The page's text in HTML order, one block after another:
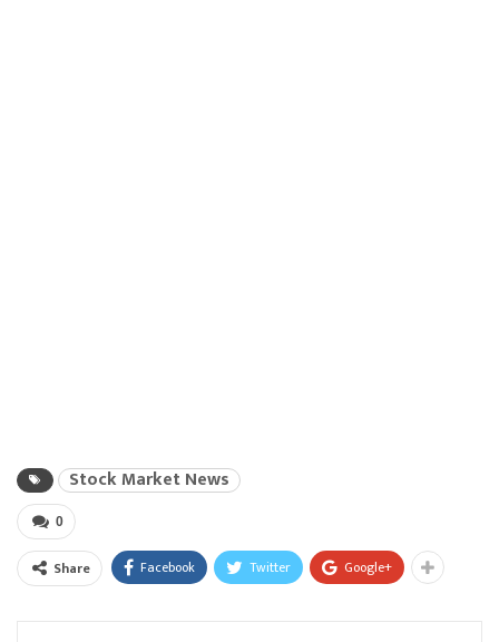
Stock Market News
0
Share Facebook Twitter Google+